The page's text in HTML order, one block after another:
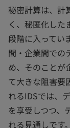
秘密計算は、計
く、秘匿化した
段階に入ってい
間・企業間での
め、そのことが
て大きな阻害要
れるIDSでは、
を享受しつつ、
れる見通しです。